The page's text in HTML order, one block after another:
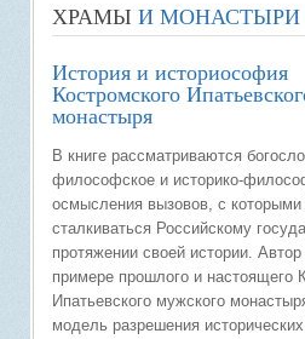
ХРАМЫ И МОНАСТЫРИ
История и историософия
Костромского
монастыря
В книге рассматриваются
философское и историко-
осмысления вызовов, с которыми
сталкиваться Российскому
протяжении своей истории.
примере прошлого и настоящего
Ипатьевского мужского
модель разрешения